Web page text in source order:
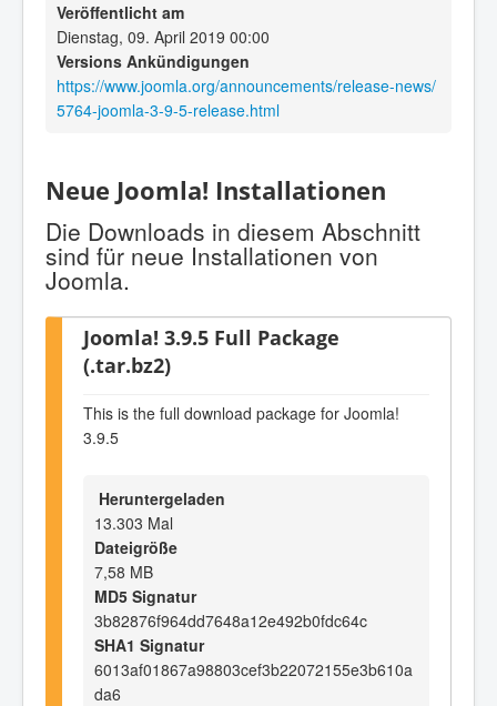
Veröffentlicht am
Dienstag, 09. April 2019 00:00
Versions Ankündigungen
https://www.joomla.org/announcements/release-news/
5764-joomla-3-9-5-release.html
Neue Joomla! Installationen
Die Downloads in diesem Abschnitt
sind für neue Installationen von
Joomla.
Joomla! 3.9.5 Full Package
(.tar.bz2)
This is the full download package for Joomla!
3.9.5
Heruntergeladen
13.303 Mal
Dateigröße
7,58 MB
MD5 Signatur
3b82876f964dd7648a12e492b0fdc64c
SHA1 Signatur
6013af01867a98803cef3b22072155e3b610a
da6